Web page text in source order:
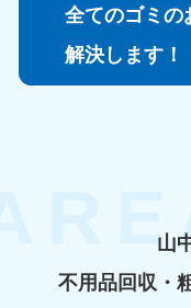
全てのゴミの
解決します！
山
不用品回収・